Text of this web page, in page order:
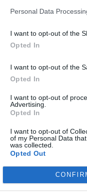
Personal Data
I want to opt-out of the
Opted In
I want to opt-out of the
Opted In
I want to opt-out of
Advertising.
Opted In
I want to opt-out of
of my Personal Data
was collected.
Opted Out